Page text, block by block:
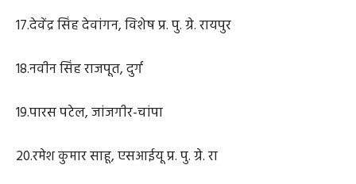
17.देवेंद्र सिंह देवांगन, विशेष प्र. पु. ग्रे. रायपुर
18.नवीन सिंह राजपूत, दुर्ग
19.पारस पटेल, जांजगीर-चांपा
20.रमेश कुमार साहू, एसआईयू प्र. पु. ग्रे. रा